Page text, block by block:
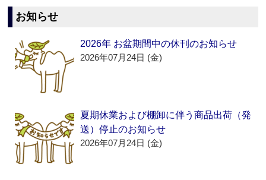
お知らせ
2026年 お盆期間中の休刊のお知らせ
2026年07月24日 (金)
夏期休業および棚卸に伴う商品出荷（発
送）停止のお知らせ
2026年07月24日 (金)